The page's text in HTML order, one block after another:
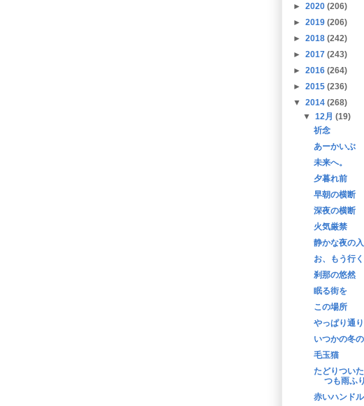
► 2020 (206)
► 2019 (206)
► 2018 (242)
► 2017 (243)
► 2016 (264)
► 2015 (236)
▼ 2014 (268)
▼12月(19)
祈念
あーかいぶ
未来へ。
夕暮れ前
早朝の横断
深夜の横断
火気厳禁
静かな夜の
お、もう行
刹那の悠然
眠る街を
この場所
やっぱり通
いつかの冬
毛玉猫
たどりつい
つも雨ふ
赤いハンドル